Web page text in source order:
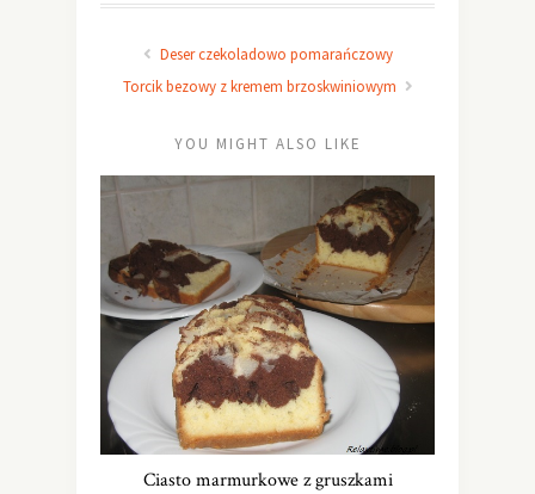
Deser czekoladowo pomarańczowy
Torcik bezowy z kremem brzoskwiniowym
YOU MIGHT ALSO LIKE
Ciasto marmurkowe z gruszkami